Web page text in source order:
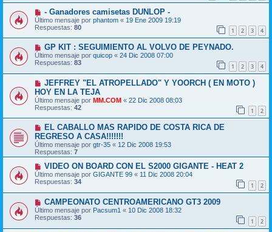
- Ganadores camisetas DUNLOP -
Último mensaje por phantom « 19 Ene 2009 19:19
Respuestas: 80 1 2 3 4
GP KIT : SEGUIMIENTO AL VOLVO DE PEYNADO.
Último mensaje por quicop « 24 Dic 2008 07:00
Respuestas: 83 1 2 3 4
JEFFREY "EL ATROPELLADO" Y YOORCH ( EN MOTO )
HOY EN LA TEJA
Último mensaje por MM.COM « 22 Dic 2008 08:03
Respuestas: 42 1 2
EL CABALLO MAS RAPIDO DE COSTA RICA DE
REGRESO A CASA!!!!!!!
Último mensaje por gtr-35 « 12 Dic 2008 19:53
Respuestas: 7
VIDEO ON BOARD CON EL S2000 GIGANTE - HEAT 2
Último mensaje por GIGANTE 99 « 11 Dic 2008 20:04
Respuestas: 34 1 2
CAMPEONATO CENTROAMERICANO GT3 2009
Último mensaje por Pacsum1 « 10 Dic 2008 18:32
Respuestas: 36 1 2